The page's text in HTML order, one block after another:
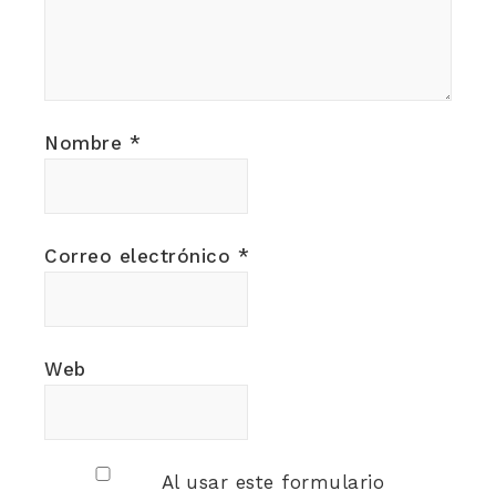
Nombre *
Correo electrónico *
Web
Al usar este formulario